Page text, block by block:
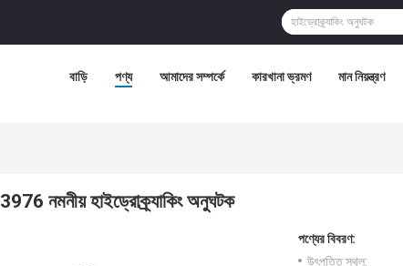
বাড়ি পণ্য আমাদের সম্পর্কে কারখানা ভ্রমণ মান নিয়ন্ত্রণ
3976 নমনীয় হাইড্রোক্র্যাকিং অনুঘটক
পণ্যের বিবরণ:
উৎপত্তি স্থল: